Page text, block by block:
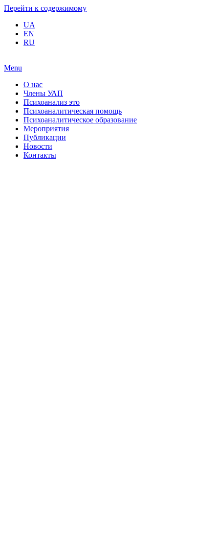
Перейти к содержимому
UA
EN
RU
Menu
О нас
Члены УАП
Психоанализ это
Психоаналитическая помощь
Психоаналитическое образование
Мероприятия
Публикации
Новости
Контакты